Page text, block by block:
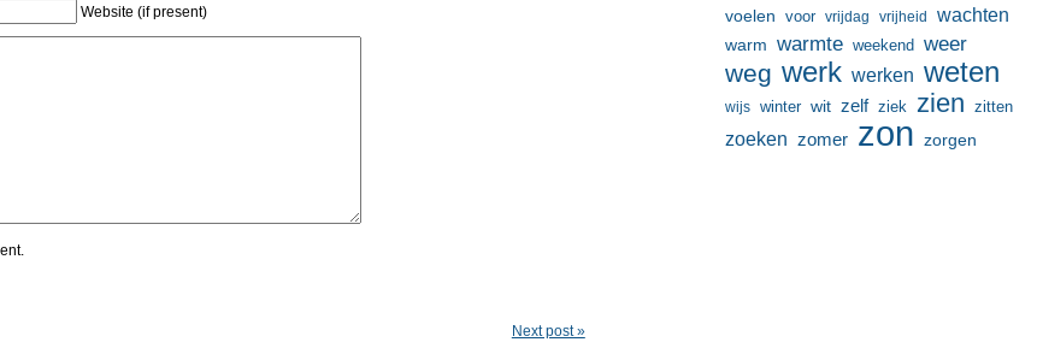
Website (if present)
Next post »
voelen voor vrijdag vrijheid wachten
warm warmte weekend weer
weg werk werken weten
wijs winter wit zelf ziek zien zitten
zoeken zomer zon zorgen